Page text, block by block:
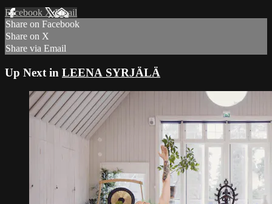
Facebook XEmail
Share on Facebook
Share on X
Share via Email
Up Next in LEENA SYRJÄLÄ